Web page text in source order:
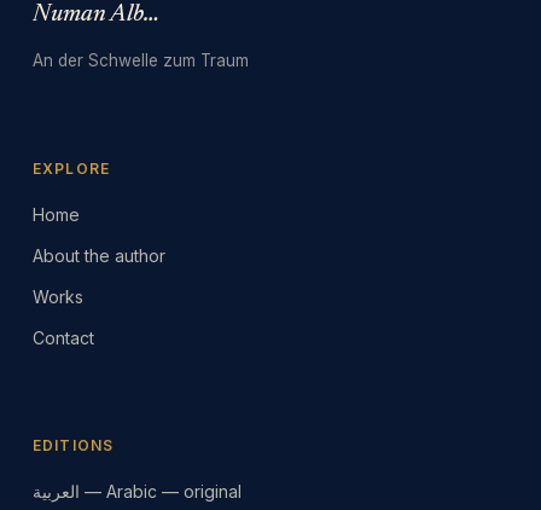
Numan Albarbari
An der Schwelle zum Traum
EXPLORE
Home
About the author
Works
Contact
EDITIONS
العربية — Arabic — original